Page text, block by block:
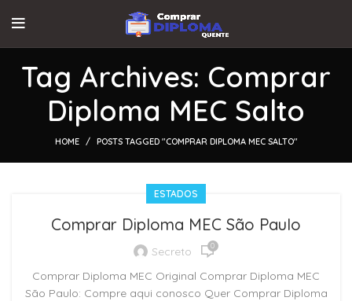
Tag Archives: Comprar
Diploma MEC Salto
HOME POSTS TAGGED "COMPRAR DIPLOMA MEC SALTO"
ESTADOS
Comprar Diploma MEC São Paulo
Secreto 0
Comprar Diploma MEC Original Comprar Diploma MEC
São Paulo: Compre aqui conosco Quer Comprar Diploma